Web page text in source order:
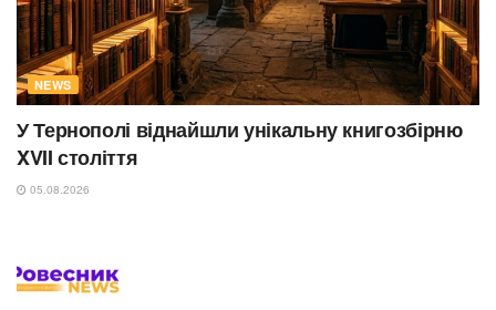
NEWS
У Тернополі віднайшли унікальну книгозбірню
XVII століття
05.08.2026